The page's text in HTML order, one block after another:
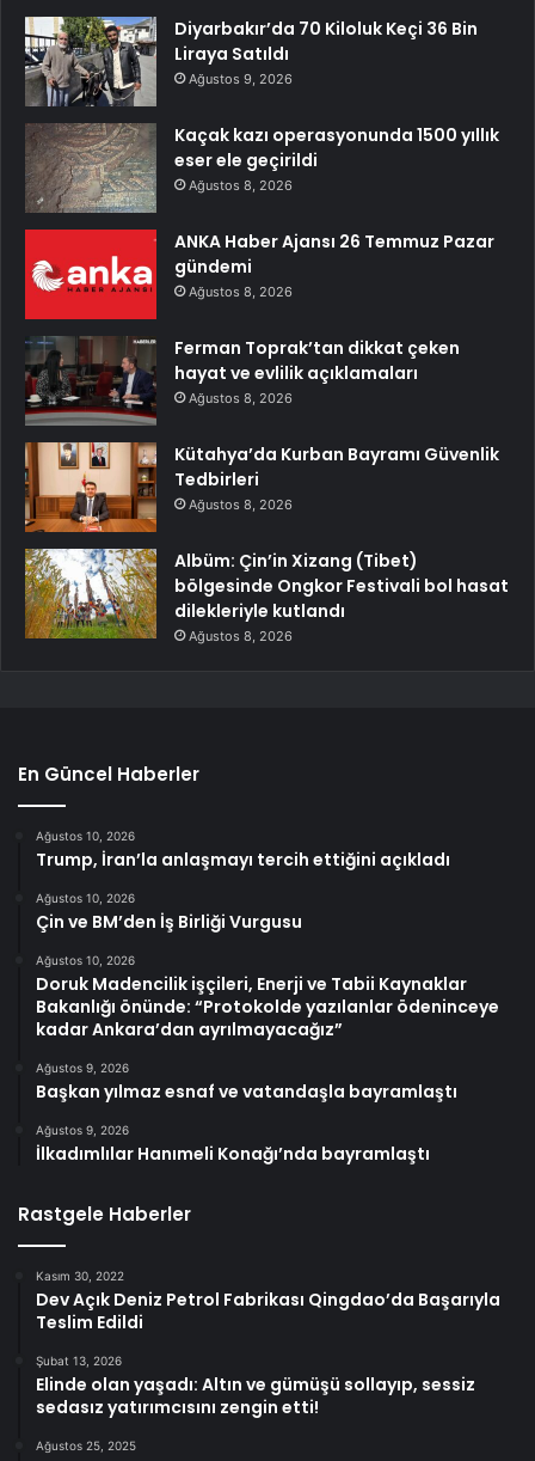
Diyarbakır’da 70 Kiloluk Keçi 36 Bin
Liraya Satıldı
Ağustos 9, 2026
Kaçak kazı operasyonunda 1500 yıllık
eser ele geçirildi
Ağustos 8, 2026
ANKA Haber Ajansı 26 Temmuz Pazar
gündemi
Ağustos 8, 2026
Ferman Toprak’tan dikkat çeken
hayat ve evlilik açıklamaları
Ağustos 8, 2026
Kütahya’da Kurban Bayramı Güvenlik
Tedbirleri
Ağustos 8, 2026
Albüm: Çin’in Xizang (Tibet)
bölgesinde Ongkor Festivali bol hasat
dilekleriyle kutlandı
Ağustos 8, 2026
En Güncel Haberler
Ağustos 10, 2026
Trump, İran’la anlaşmayı tercih ettiğini açıkladı
Ağustos 10, 2026
Çin ve BM’den İş Birliği Vurgusu
Ağustos 10, 2026
Doruk Madencilik işçileri, Enerji ve Tabii Kaynaklar
Bakanlığı önünde: “Protokolde yazılanlar ödeninceye
kadar Ankara’dan ayrılmayacağız”
Ağustos 9, 2026
Başkan yılmaz esnaf ve vatandaşla bayramlaştı
Ağustos 9, 2026
İlkadımlılar Hanımeli Konağı’nda bayramlaştı
Rastgele Haberler
Kasım 30, 2022
Dev Açık Deniz Petrol Fabrikası Qingdao’da Başarıyla
Teslim Edildi
Şubat 13, 2026
Elinde olan yaşadı: Altın ve gümüşü sollayıp, sessiz
sedasız yatırımcısını zengin etti!
Ağustos 25, 2025